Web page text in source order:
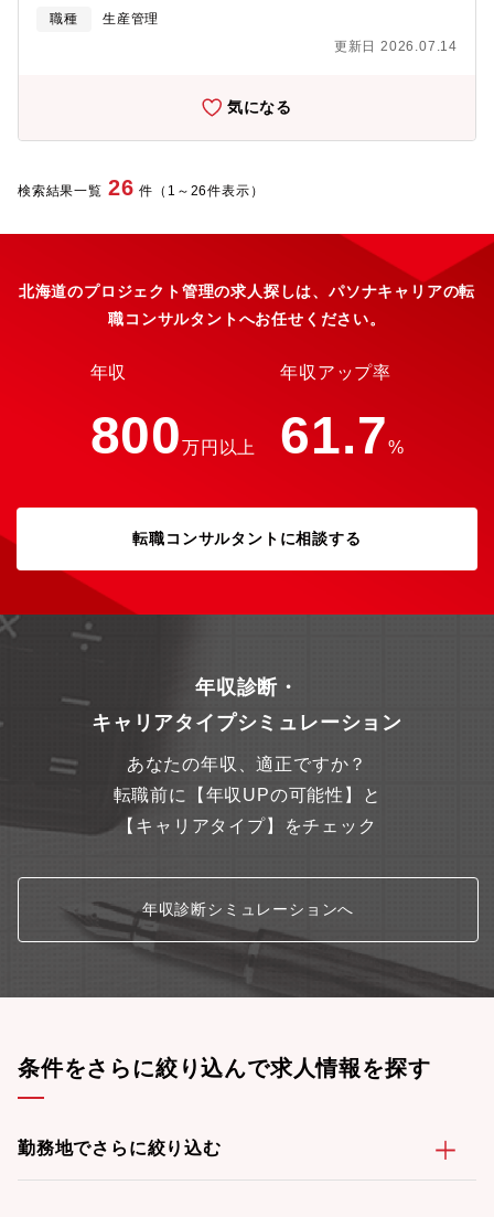
に行っていただくポジションです。■リーダー職への指導生産計画
に基づいた生産スケジュールの管理、生産工程の進捗管理、およ
び業務プロセスの改善・効率化などを担い、品質の維持・向上と
波暗室、シールドルーム、および関連設備（治具・ポジショニン
タッフ3名、新商品開発２名、事務職２名）【製品について】電波
吸収体電波吸収体とは、電波（電磁波）を吸収し、不要な反射や
技術の普及により、高周波帯の利用が急速に拡大しており、電波
を正しく飛ばす・正しく測るための重要技術として注目されてい
ます。※主な活用分野：スマートフォン、基地局などの通信機器
業界／自動車（ADAS／ミリ波レーダー／EV）、航空宇宙・防衛
分野 など※通信の高速化・高周波化が進むほど、電波干渉やノイ
は、わずかな電波ノイズが安全性や製品性能に大きな影響を与え
のスタッフが多数在籍していて、2024年度には栗山町から初めて
新卒社員を2名迎え入れ、2026年度も1名の入社が決まっており、
集します。是非、新しい工場を見に来てください！お待ちしてい
ます。【同社について】弊社は、電磁計測に関する環境設備や計
のための電波吸収体、電波暗室、シールドルーム等、電波に関わ
るトータルソリューションカンパニーです。2014年に外資系商社
コーンズ・グループの傘下となり、2024年には、北海道工場を増
築し、更なる機械化を進め業務効率化、就業環境の改善に取り組
上・事業発展に貢献し、一層の盛り上がりを見せています。
職種
生産管理
更新日 2026.07.14
気になる
検索結果一覧 26 件（1～26件表示）
北海道のプロジェクト管理の求人探しは、パソナキャリアの転
職コンサルタントへお任せください。
年収
800万円以上
年収アップ率
61.7%
転職コンサルタントに相談する
年収診断・
キャリアタイプシミュレーション
あなたの年収、適正ですか？
転職前に【年収UPの可能性】と
【キャリアタイプ】をチェック
年収診断シミュレーションへ
条件をさらに絞り込んで求人情報を探す
勤務地でさらに絞り込む